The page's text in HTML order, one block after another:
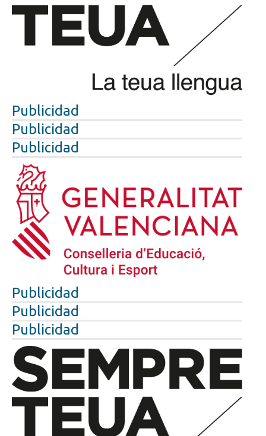
Publicidad
Publicidad
Publicidad
Publicidad
Publicidad
Publicidad